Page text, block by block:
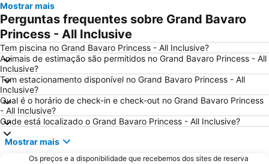
Mostrar mais
Perguntas frequentes sobre Grand Bavaro
Princess - All Inclusive
Tem piscina no Grand Bavaro Princess - All Inclusive?
Animais de estimação são permitidos no Grand Bavaro Princess - All
Inclusive?
Tem estacionamento disponível no Grand Bavaro Princess - All
Inclusive?
Qual é o horário de check-in e check-out no Grand Bavaro Princess
- All Inclusive?
Onde está localizado o Grand Bavaro Princess - All Inclusive?
Mostrar mais
Os preços e a disponibilidade que recebemos dos sites de reserva